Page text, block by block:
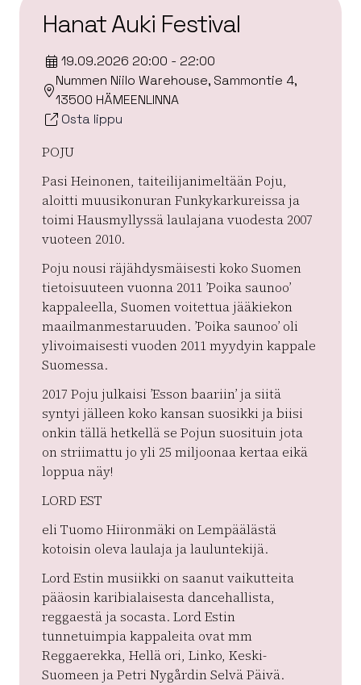
Hanat Auki Festival
19.09.2026 20:00 - 22:00
Nummen Niilo Warehouse, Sammontie 4,
13500 HÄMEENLINNA
Osta lippu
POJU
Pasi Heinonen, taiteilijanimeltään Poju,
aloitti muusikonuran Funkykarkureissa ja
toimi Hausmyllyssä laulajana vuodesta 2007
vuoteen 2010.
Poju nousi räjähdysmäisesti koko Suomen
tietoisuuteen vuonna 2011 ’Poika saunoo’
kappaleella, Suomen voitettua jääkiekon
maailmanmestaruuden. ’Poika saunoo’ oli
ylivoimaisesti vuoden 2011 myydyin kappale
Suomessa.
2017 Poju julkaisi ’Esson baariin’ ja siitä
syntyi jälleen koko kansan suosikki ja biisi
onkin tällä hetkellä se Pojun suosituin jota
on striimattu jo yli 25 miljoonaa kertaa eikä
loppua näy!
LORD EST
eli Tuomo Hiironmäki on Lempäälästä
kotoisin oleva laulaja ja lauluntekijä.
Lord Estin musiikki on saanut vaikutteita
pääosin karibialaisesta dancehallista,
reggaestä ja socasta. Lord Estin
tunnetuimpia kappaleita ovat mm
Reggaerekka, Hellä ori, Linko, Keski-
Suomeen ja Petri Nygårdin Selvä Päivä.